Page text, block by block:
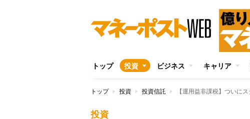
トップ 投資 ビジネス キャリア
トップ 投資 投資信託
投資